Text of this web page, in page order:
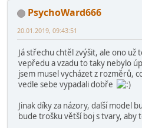
PsychoWard666
20.01.2019, 09:43:51
Já střechu chtěl zvýšit, ale ono
vepředu a vzadu to taky nebylo
jsem musel vycházet z rozměrů,
vedle sebe vypadali dobře
Jinak díky za názory, další model
bude trošku větší boj s tvary, aby